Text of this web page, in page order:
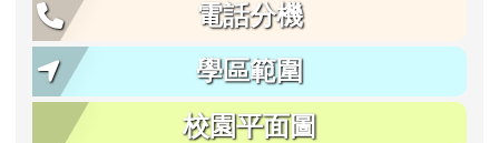
電話分機
學區範圍
校園平面圖